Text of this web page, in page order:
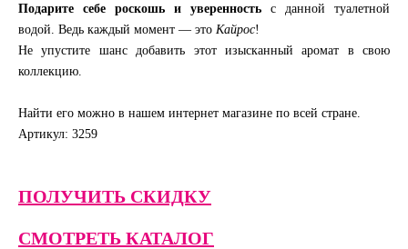
Подарите себе роскошь и уверенность с данной туалетной
водой. Ведь каждый момент — это Кайрос!
Не упустите шанс добавить этот изысканный аромат в свою
коллекцию.
Найти его можно в нашем интернет магазине по всей стране.
Артикул: 3259
ПОЛУЧИТЬ СКИДКУ
СМОТРЕТЬ КАТАЛОГ